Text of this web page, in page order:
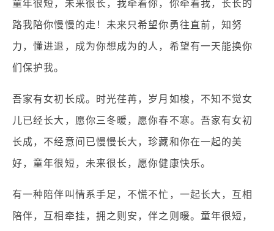
童年很短，未来很长，我牵着你，你牵着我，长长的
路我陪你慢慢的走！未来只希望你勇往直前，知努
力，懂进退，成为你想成为的人，希望有一天能换你
们保护我。
吾家有女初长成。时光荏苒，岁月如梭，不知不觉女
儿已经长大，愿你三冬暖，愿你春不寒。吾家有女初
长成，不经意间已慢慢长大，珍藏和你在一起的美
好，童年很短，未来很长，愿你健康快乐。
有一种陪伴叫情系手足，不慌不忙，一起长大，互相
陪伴，互相牵挂，拥之则安，伴之则暖。童年很短，